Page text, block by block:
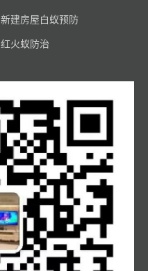
新建房屋白蚁预防
红火蚁防治